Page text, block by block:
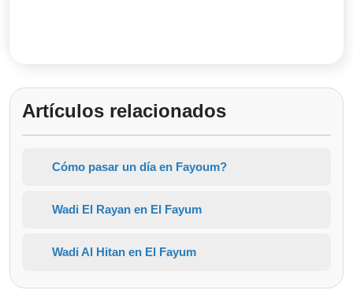
Artículos relacionados
Cómo pasar un día en Fayoum?
Wadi El Rayan en El Fayum
Wadi Al Hitan en El Fayum